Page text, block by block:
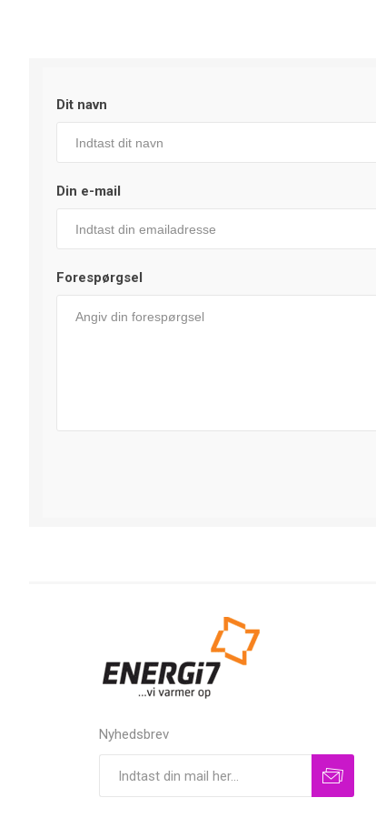
Dit navn
Din e-mail
Forespørgsel
Nyhedsbrev